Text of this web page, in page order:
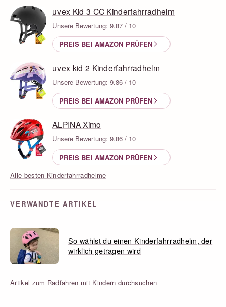
uvex Kid 3 CC Kinderfahrradhelm
Unsere Bewertung: 9.87 / 10
PREIS BEI AMAZON PRÜFEN
uvex kid 2 Kinderfahrradhelm
Unsere Bewertung: 9.86 / 10
PREIS BEI AMAZON PRÜFEN
ALPINA Ximo
Unsere Bewertung: 9.86 / 10
PREIS BEI AMAZON PRÜFEN
Alle besten Kinderfahrradhelme
VERWANDTE ARTIKEL
So wählst du einen Kinderfahrradhelm, der
wirklich getragen wird
Artikel zum Radfahren mit Kindern durchsuchen